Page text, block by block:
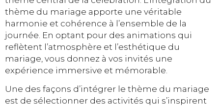
thème du mariage apporte une véritable
harmonie et cohérence à l’ensemble de la
journée. En optant pour des animations qui
reflètent l’atmosphère et l’esthétique du
mariage, vous donnez à vos invités une
expérience immersive et mémorable.
Une des façons d’intégrer le thème du mariage
est de sélectionner des activités qui s’inspirent